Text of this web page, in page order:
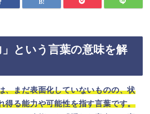
」という言葉の意味を解
、まだ表面化していないものの、状
得る能力や可能性を指す言葉です。